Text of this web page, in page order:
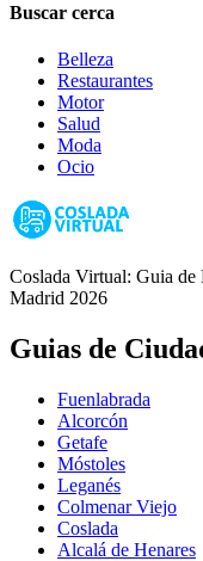
Buscar cerca
Belleza
Restaurantes
Motor
Salud
Moda
Ocio
Coslada Virtual: Guia de
Madrid 2026
Guias de
Fuenlabrada
Alcorcón
Getafe
Móstoles
Leganés
Colmenar Viejo
Coslada
Alcalá de Henares